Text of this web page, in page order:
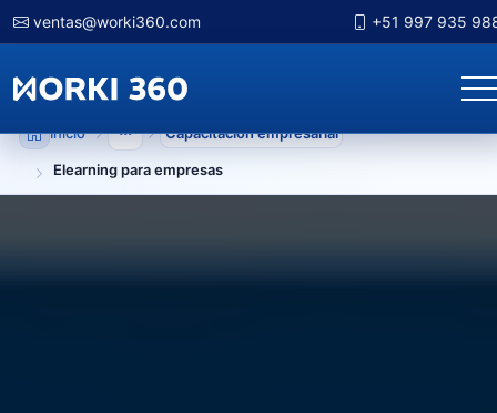
ventas@worki360.com +51 997 935
Inicio Mostrar niveles anteriores
Capacitación empresarial
Elearning para empresas